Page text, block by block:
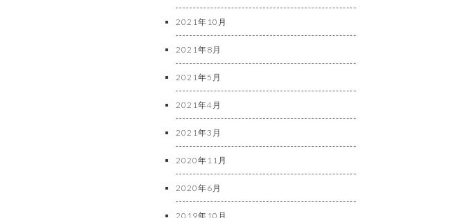
2021年10月
2021年8月
2021年5月
2021年4月
2021年3月
2020年11月
2020年6月
2019年10月